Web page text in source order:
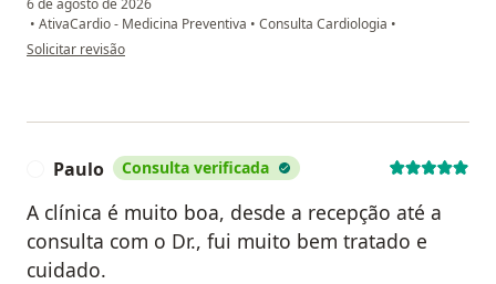
• AtivaCardio - Medicina Preventiva • Consulta Cardiologia •
na opinião do utilizador Alexandre Muniz
Solicitar revisão
Paulo Consulta verificada
A clínica é muito boa, desde a recepção até a
consulta com o Dr., fui muito bem tratado e
cuidado.